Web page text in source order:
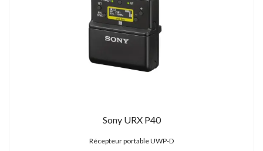
Sony URX P40
Récepteur portable UWP-D